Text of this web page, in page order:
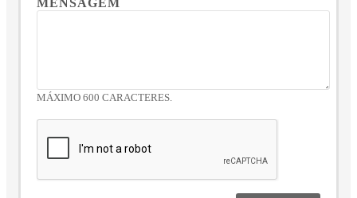
MENSAGEM
MÁXIMO 600 CARACTERES.